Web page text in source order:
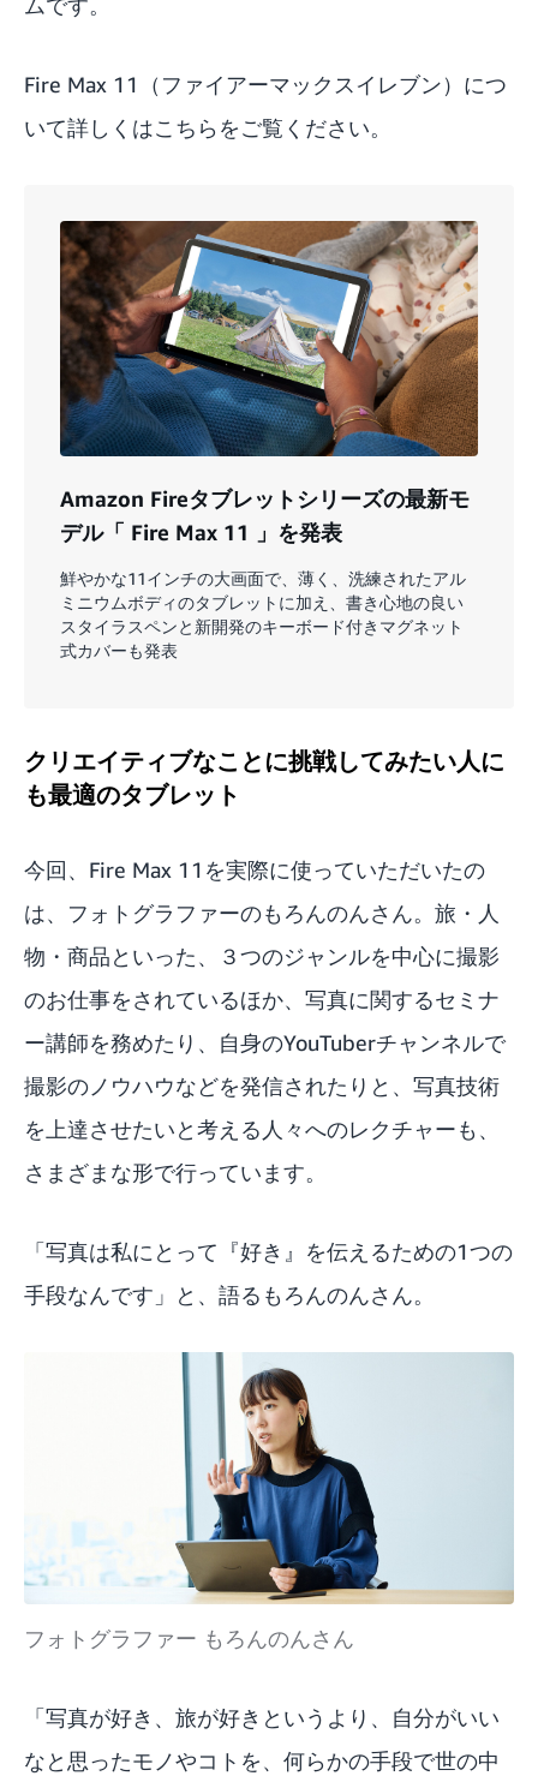
Fire Max 11（ファイアーマックスイレブン）につ
いて詳しくはこちら をご覧ください。
Amazon Fireタブレットシリーズの最新モ
デル「 Fire Max 11 」を発表
鮮やかな11インチの大画面で、薄く、洗練されたアル
ミニウムボディのタブレットに加え、書き心地の良い
スタイラスペンと新開発のキーボード付きマグネット
式カバーも発表
クリエイティブなことに挑戦してみたい人に
も最適のタブレット
今回、Fire Max 11を実際に使っていただいたの
は、フォトグラファーのもろんのんさん。旅・人
物・商品といった、３つのジャンルを中心に撮影
のお仕事をされているほか、写真に関するセミナ
ー講師を務めたり、自身のYouTuberチャンネルで
撮影のノウハウなどを発信されたりと、写真技術
を上達させたいと考える人々へのレクチャーも、
さまざまな形で行っています。
「写真は私にとって『好き』を伝えるための1つの
手段なんです」と、語るもろんのんさん。
フォトグラファー もろんのんさん
「写真が好き、旅が好きというより、自分がいい
なと思ったモノやコトを、何らかの手段で世の中